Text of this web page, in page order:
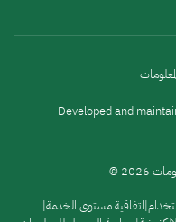
Developed and
©
اتفاقية مستوى الخدمة